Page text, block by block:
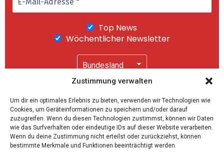
Zustimmung verwalten
Um dir ein optimales Erlebnis zu bieten, verwenden wir Technologien wie
Cookies, um Geräteinformationen zu speichern und/oder darauf
zuzugreifen. Wenn du diesen Technologien zustimmst, können wir Daten
wie das Surfverhalten oder eindeutige IDs auf dieser Website verarbeiten.
Wenn du deine Zustimmung nicht erteilst oder zurückziehst, können
bestimmte Merkmale und Funktionen beeinträchtigt werden.
Top News
Wöchentlicher Newsletter
"Abonnieren" akzeptierst Du unsere
Datenschutzerklärung.